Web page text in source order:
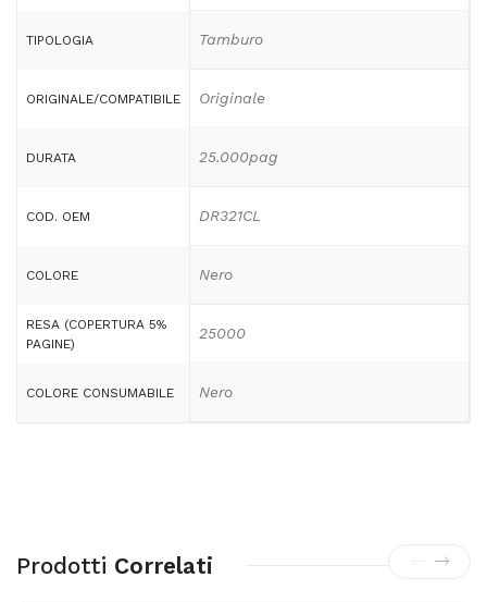
TIPOLOGIA Tamburo
ORIGINALE/COMPATIBILE Originale
DURATA 25.000pag
COD. OEM DR321CL
COLORE Nero
RESA (COPERTURA 5%
PAGINE)
25000
COLORE CONSUMABILE Nero
Prodotti Correlati